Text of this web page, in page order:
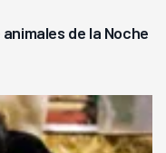
de la Noche